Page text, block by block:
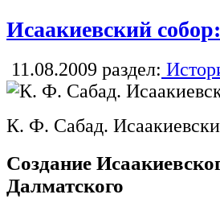
Исаакиевский
11.08.2009 раздел:
К. Ф. Сабад.
Создание
Далматского